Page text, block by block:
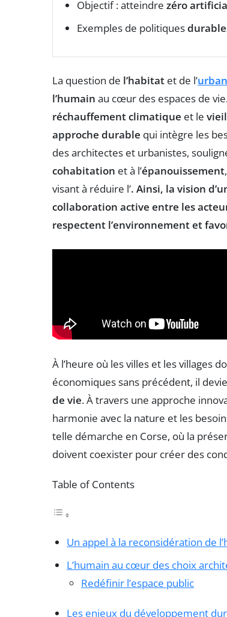
Objectif : atteindre zéro
Exemples de politiques
La question de l’habitat et de l’
l’humain au cœur des espaces de
réchauffement climatique et le
approche durable qui intègre les
des architectes et urbanistes,
cohabitation et à l’épanouissement
visant à réduire l’. Ainsi, la vision
collaboration active entre les
respectent l’environnement et
À l’heure où les villes et les villages
économiques sans précédent, il
de vie. À travers une approche
harmonie avec la nature et les
telle démarche en Corse, où la
doivent coexister pour créer des
Table of Contents
Un appel à la reconsidération de
L’humain au cœur des choix
Redéfinir l’espace public
Les enjeux du développement